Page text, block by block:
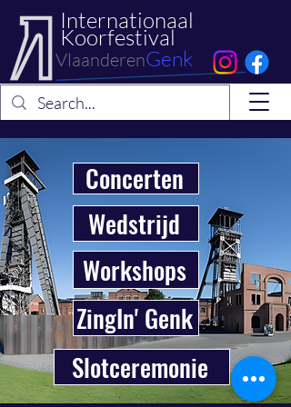
Internationaal
Koorfestival
VlaanderenGenk
Concerten
Wedstrijd
Workshops
ZingIn' Genk
Slotceremonie